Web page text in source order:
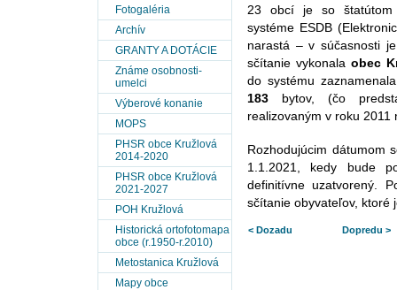
Fotogaléria
Archív
GRANTY A DOTÁCIE
Známe osobnosti-
umelci
Výberové konanie
MOPS
PHSR obce Kružlová
2014-2020
PHSR obce Kružlová
2021-2027
POH Kružlová
Historická ortofotomapa
obce (r.1950-r.2010)
Metostanica Kružlová
Mapy obce
23 obcí je so štatútom
systéme ESDB
narastá – v súčasnosti
sčítanie vykonalaobec
do systému
183 bytov, (čo
realizovaným v roku
Rozhodujúcim dátumom
1.1.2021, kedy bude
definitívne uzatvorený.
sčítanie obyvateľov, ktoré
< Dozadu Dopredu >